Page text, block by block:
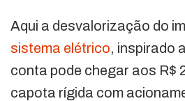
Aqui a desvalorização do
sistema elétrico, inspirado
conta pode chegar aos R$
capota rígida com